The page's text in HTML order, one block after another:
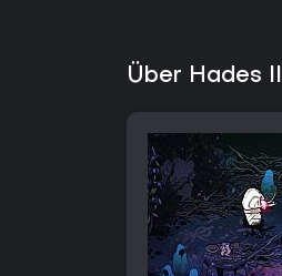
Über Hades II